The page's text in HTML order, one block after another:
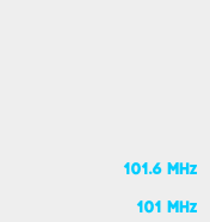
101.6 MHz
101 MHz